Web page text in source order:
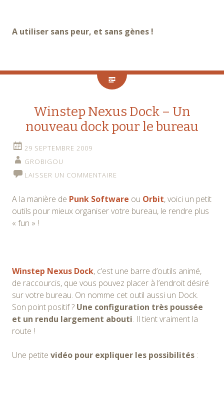
A utiliser sans peur, et sans gènes !
Winstep Nexus Dock – Un
nouveau dock pour le bureau
29 SEPTEMBRE 2009
GROBIGOU
LAISSER UN COMMENTAIRE
A la manière de Punk Software ou Orbit, voici un petit
outils pour mieux organiser votre bureau, le rendre plus
« fun » !
Winstep Nexus Dock, c’est une barre d’outils animé,
de raccourcis, que vous pouvez placer à l’endroit désiré
sur votre bureau. On nomme cet outil aussi un Dock.
Son point positif ? Une configuration très poussée
et un rendu largement abouti. Il tient vraiment la
route !
Une petite vidéo pour expliquer les possibilités :